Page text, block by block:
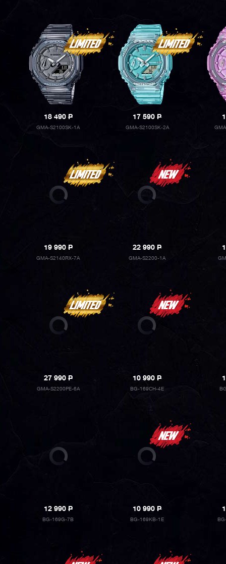
18 490P
GMA-S2100SK-1A
17 590P
GMA-S2100SK-2A
19 990P
GMA-S2140RX-7A
22 990P
GMA-S2200-1A
27 990P
GMA-S2200PE-6A
10 990P
BG-169CH-4E
12 990P
BG-169G-7B
10 990P
BG-169KB-1E